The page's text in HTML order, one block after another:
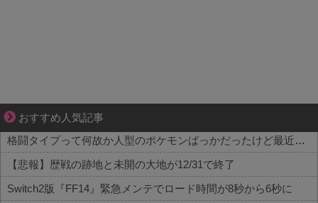
おすすめ人気記事
好青年の片思いが壊れていくまで
格闘タイプって何故か人型のポケモンばっかだったけど最近はこういう人型に囚われない体型も増えてきたね
【悲報】歴戦の跡地と未開の大地が12/31で終了
Switch2版『FF14』緊急メンテでロード時間が8秒から6秒に